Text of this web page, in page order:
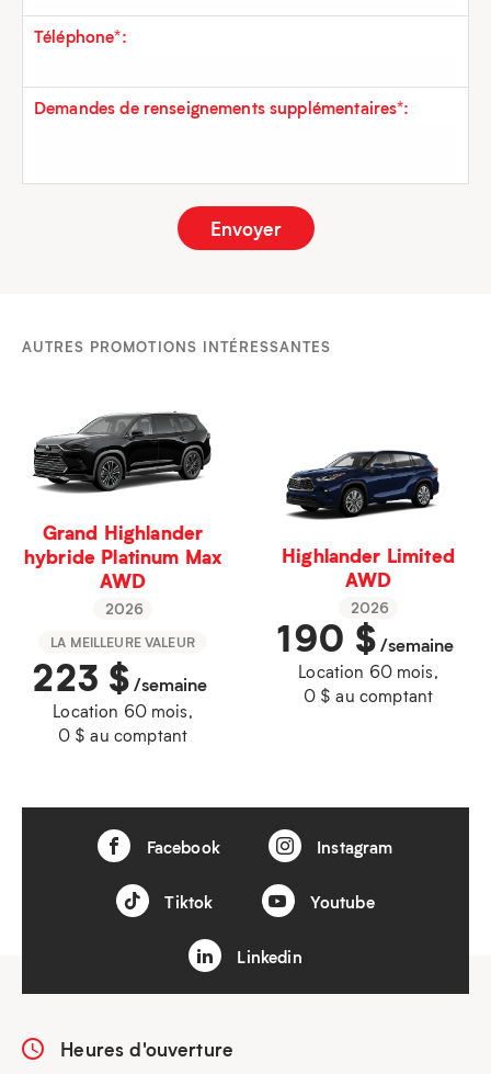
Téléphone*:
Demandes de renseignements supplémentaires*:
AUTRES PROMOTIONS INTÉRESSANTES
Grand Highlander
hybride Platinum Max
AWD
2026
LA MEILLEURE VALEUR
223 $/semaine
Location 60 mois,
0 $ au comptant
Highlander Limited
AWD
2026
190 $/semaine
Location 60 mois,
0 $ au comptant
Facebook Instagram
Tiktok Youtube
Linkedin
Heures d'ouverture